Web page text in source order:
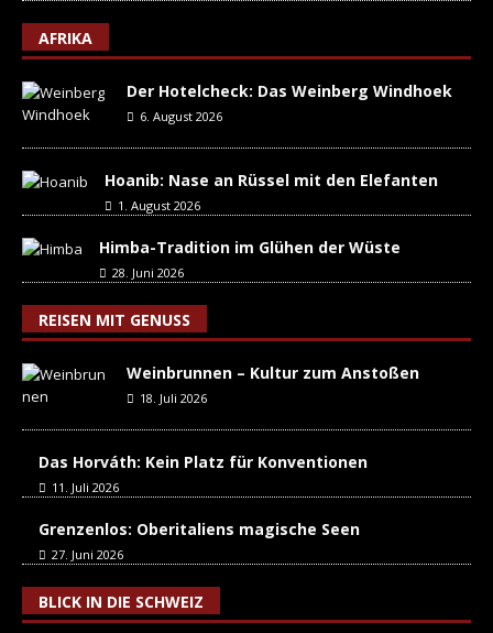
AFRIKA
Der Hotelcheck: Das Weinberg Windhoek
6. August 2026
Hoanib: Nase an Rüssel mit den Elefanten
1. August 2026
Himba-Tradition im Glühen der Wüste
28. Juni 2026
REISEN MIT GENUSS
Weinbrunnen – Kultur zum Anstoßen
18. Juli 2026
Das Horváth: Kein Platz für Konventionen
11. Juli 2026
Grenzenlos: Oberitaliens magische Seen
27. Juni 2026
BLICK IN DIE SCHWEIZ